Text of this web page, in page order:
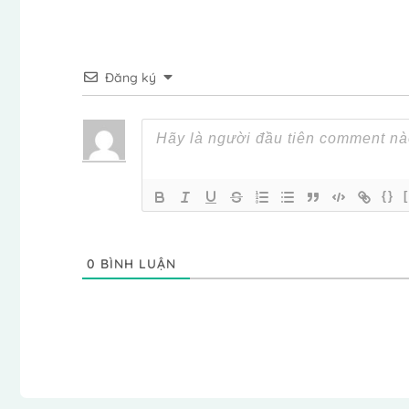
Đăng ký
{}
0 BÌNH LUẬN